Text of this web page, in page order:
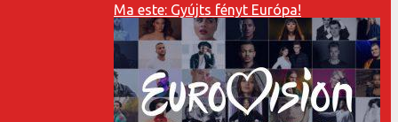
Ma este: Gyújts fényt Európa!